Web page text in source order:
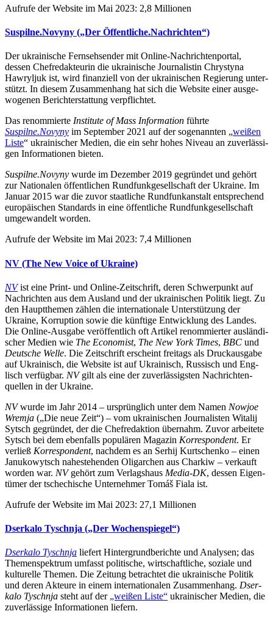
Aufrufe der Website im Mai 2023: 2,8 Millionen
Suspilne.Novyny („Der Öffentliche.Nachrichten“)
Der ukrai­ni­sche Fern­seh­sen­der mit Online-Nach­rich­ten­por­tal,
dessen Chef­re­dak­teu­rin die ukrai­ni­sche Jour­na­lis­tin Chry­styna
Hawryl­juk ist, wird finan­zi­ell von der ukrai­ni­schen Regie­rung unter­
stützt. In diesem Zusam­men­hang hat sich die Website einer aus­ge­
wo­ge­nen Bericht­erstat­tung verpflichtet.
Das renom­mierte Insti­tute of Mass Infor­ma­tion führte
Suspilne.Novyny im Sep­tem­ber 2021 auf der soge­nann­ten „weißen
Liste“ ukrai­ni­scher Medien, die ein sehr hohes Niveau an zuver­läs­si­
gen Infor­ma­tio­nen bieten.
Suspilne.Novyny wurde im Dezem­ber 2019 gegrün­det und gehört
zur Natio­na­len öffent­li­chen Rund­funk­ge­sell­schaft der Ukraine. Im
Januar 2015 war die zuvor staat­li­che Rund­funk­an­stalt ent­spre­chend
euro­päi­schen Stan­dards in eine öffent­li­che Rund­funk­ge­sell­schaft
umge­wan­delt worden.
Aufrufe der Website im Mai 2023: 7,4 Millionen
NV (The New Voice of Ukraine)
NVist eine Print- und Online-Zeit­schrift, deren Schwer­punkt auf
Nach­rich­ten aus dem Ausland und der ukrai­ni­schen Politik liegt. Zu
den Haupt­the­men zählen die inter­na­tio­nale Unter­stüt­zung der
Ukraine, Kor­rup­tion sowie die künf­tige Ent­wick­lung des Landes.
Die Online-Ausgabe ver­öf­fent­lich oft Artikel renom­mier­ter aus­län­di­
scher Medien wie The Eco­no­mist, The New York Times, BBC und
Deut­sche Welle. Die Zeit­schrift erscheint frei­tags als Druck­aus­gabe
auf Ukrai­nisch, die Website ist auf Ukrai­nisch, Rus­sisch und Eng­
lisch ver­füg­bar. NVgilt als eine der zuver­läs­sigs­ten Nach­rich­ten­
quel­len in der Ukraine.
NVwurde im Jahr 2014 – ursprüng­lich unter dem Namen Nowjoe
Wremja („Die neue Zeit“) – vom ukrai­ni­schen Jour­na­lis­ten Witalij
Sytsch gegrün­det, der die Chef­re­dak­tion über­nahm. Zuvor arbei­tete
Sytsch bei dem eben­falls popu­lä­ren Magazin Kor­re­spon­dent. Er
verließ Kor­re­spon­dent, nachdem es an Serhij Kur­tschenko – einen
Janu­ko­wytsch nahe­ste­hen­den Olig­ar­chen aus Charkiw – ver­kauft
worden war. NVgehört zum Ver­lags­haus Media-DK, dessen Eigen­
tü­mer der tsche­chi­sche Unter­neh­mer Tomáš Fiala ist.
Aufrufe der Website im Mai 2023: 27,1 Millionen
Dser­kalo Tyschnja („Der Wochenspiegel“)
Dser­kalo Tyschnja liefert Hin­ter­grund­be­richte und Ana­ly­sen; das
The­men­spek­trum umfasst poli­ti­sche, wirt­schaft­li­che, soziale und
kul­tu­relle Themen. Die Zeitung betrach­tet die ukrai­ni­sche Politik
und deren Akteure in einem inter­na­tio­na­len Zusam­men­hang. Dser­
kalo Tyschnja steht auf der „weißen Liste“ ukrai­ni­scher Medien, die
zuver­läs­sige Infor­ma­tio­nen liefern.